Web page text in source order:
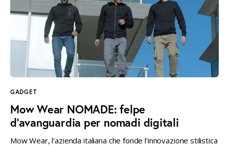
instagramm
threadstwitter-
x
rss
GADGET
Mow Wear NOMADE: felpe
d’avanguardia per nomadi digitali
Mow Wear, l'azienda italiana che fonde l'innovazione stilistica